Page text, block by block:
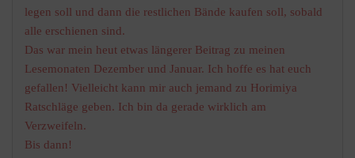
legen soll und dann die restlichen Bände kaufen soll, sobald
alle erschienen sind.
Das war mein heut etwas längerer Beitrag zu meinen
Lesemonaten Dezember und Januar. Ich hoffe es hat euch
gefallen! Vielleicht kann mir auch jemand zu Horimiya
Ratschläge geben. Ich bin da gerade wirklich am
Verzweifeln.
Bis dann!